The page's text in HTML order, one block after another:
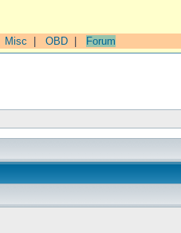
Misc OBD Forum